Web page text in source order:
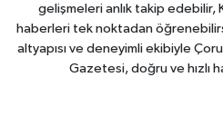
gelişmeleri anlık takip edebilir,
haberleri tek noktadan
altyapısı ve deneyimli ekibiyle
Gazetesi, doğru ve hızlı